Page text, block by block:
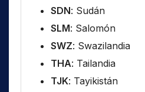
SDN: Sudán
SLM: Salomón
SWZ: Swazilandia
THA: Tailandia
TJK: Tayikistán